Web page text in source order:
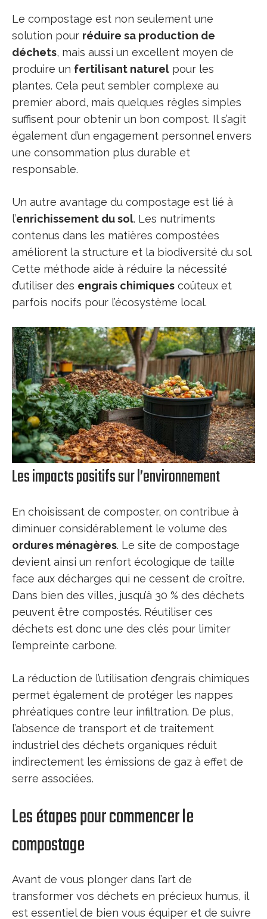
Le compostage est non seulement une
solution pour réduire sa production de
déchets, mais aussi un excellent moyen de
produire un fertilisant naturel pour les
plantes. Cela peut sembler complexe au
premier abord, mais quelques règles simples
suffisent pour obtenir un bon compost. Il s’agit
également d’un engagement personnel envers
une consommation plus durable et
responsable.
Un autre avantage du compostage est lié à
l’enrichissement du sol. Les nutriments
contenus dans les matières compostées
améliorent la structure et la biodiversité du sol.
Cette méthode aide à réduire la nécessité
d’utiliser des engrais chimiques coûteux et
parfois nocifs pour l’écosystème local.
Les impacts positifs sur l’environnement
En choisissant de composter, on contribue à
diminuer considérablement le volume des
ordures ménagères. Le site de compostage
devient ainsi un renfort écologique de taille
face aux décharges qui ne cessent de croître.
Dans bien des villes, jusqu’à 30 % des déchets
peuvent être compostés. Réutiliser ces
déchets est donc une des clés pour limiter
l’empreinte carbone.
La réduction de l’utilisation d’engrais chimiques
permet également de protéger les nappes
phréatiques contre leur infiltration. De plus,
l’absence de transport et de traitement
industriel des déchets organiques réduit
indirectement les émissions de gaz à effet de
serre associées.
Les étapes pour commencer le
compostage
Avant de vous plonger dans l’art de
transformer vos déchets en précieux humus, il
est essentiel de bien vous équiper et de suivre